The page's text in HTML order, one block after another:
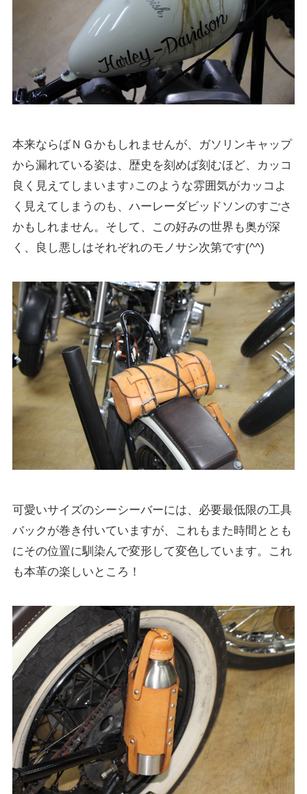
本来ならばＮＧかもしれませんが、ガソリンキャップ
から漏れている姿は、歴史を刻めば刻むほど、カッコ
良く見えてしまいます♪このような雰囲気がカッコよ
く見えてしまうのも、ハーレーダビッドソンのすごさ
かもしれません。そして、この好みの世界も奥が深
く、良し悪しはそれぞれのモノサシ次第です(^^)
可愛いサイズのシーシーバーには、必要最低限の工具
バックが巻き付いていますが、これもまた時間ととも
にその位置に馴染んで変形して変色しています。これ
も本革の楽しいところ！